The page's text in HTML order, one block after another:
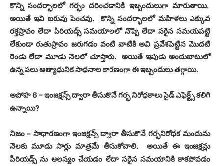
కొన్ని సందర్భాలలో గర్భం దరించడానికి ఇబ్బందులుగా మారుతాయి.
అయితే ఇవి బరువు పెంచవు. కొన్ని సందర్భాలలో మహిళలు ఎక్కువ
రక్తస్రావం లేదా పీరియడ్స్ సమయాలలో నొప్పి లేదా సరైన సమయపట్టి
లేకుండా రుతుస్రావం జరుగడం వంటి వాటికి అవి ప్రవేశపెట్టిన మొదటి
రెండు లేదా మూడు నెలలో చూస్తారు.అయితే ఇపుడు అందుబాటులో
ఉన్న పలు అత్యాధునిక సాధనాల కారణంగా ఈ ఇబ్బందులు తగ్గాయి.
అపోహ6 –ఇంజక్షన్స్ ద్వారా తీసుకొనే గర్భ నిరోధకాలు సైడ్ ఎఫెక్ట్స్ కలిగి
ఉన్నాయి?
నిజం –సాధారణంగా ఇంజక్షన్స్ ద్వారా తీసుకొనే గర్భనిరోధక మందును
నెలకు మూడు సార్లు మాత్రమే తీసుకోవాలి. అయితే ఈ ఇంజక్షన్లు
పీరియడ్స్ ను ఆలస్యం చేయడం లేదా సరైన సమయానికి కాకపోవడం